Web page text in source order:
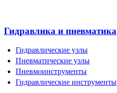
Гидравлика и пневматика
Гидравлические узлы
Пневматические узлы
Пневмоинструменты
Гидравлические инструменты